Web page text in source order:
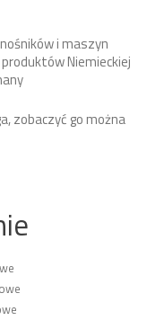
i maszyn
Niemieckiej
zobaczyć go można